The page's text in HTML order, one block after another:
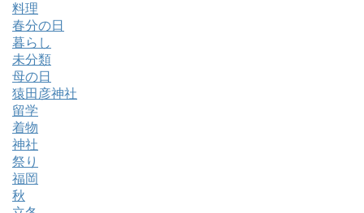
料理
春分の日
暮らし
未分類
母の日
猿田彦神社
留学
着物
神社
祭り
福岡
秋